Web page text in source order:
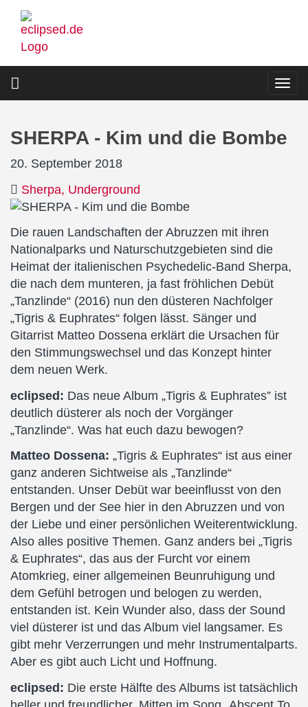
Direkt
zum
Inhalt
SHERPA - Kim und die Bombe
20. September 2018
Sherpa Underground
Die rauen Landschaften der Abruzzen mit ihren
Nationalparks und Naturschutzgebieten sind die
Heimat der italienischen Psychedelic-Band Sherpa,
die nach dem munteren, ja fast fröhlichen Debüt
„Tanzlinde“ (2016) nun den düsteren Nachfolger
„Tigris & Euphrates“ folgen lässt. Sänger und
Gitarrist Matteo Dossena erklärt die Ursachen für
den Stimmungswechsel und das Konzept hinter
dem neuen Werk.
eclipsed: Das neue Album „Tigris & Euphrates” ist
deutlich düsterer als noch der Vorgänger
„Tanzlinde“. Was hat euch dazu bewogen?
Matteo Dossena: „Tigris & Euphrates“ ist aus einer
ganz anderen Sichtweise als „Tanzlinde“
entstanden. Unser Debüt war beeinflusst von den
Bergen und der See hier in den Abruzzen und von
der Liebe und einer persönlichen Weiterentwicklung.
Also alles positive Themen. Ganz anders bei „Tigris
& Euphrates“, das aus der Furcht vor einem
Atomkrieg, einer allgemeinen Beunruhigung und
dem Gefühl betrogen und belogen zu werden,
entstanden ist. Kein Wunder also, dass der Sound
viel düsterer ist und das Album viel langsamer. Es
gibt mehr Verzerrungen und mehr Instrumentalparts.
Aber es gibt auch Licht und Hoffnung.
eclipsed: Die erste Hälfte des Albums ist tatsächlich